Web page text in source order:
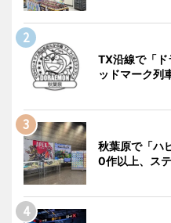
TX沿線で「ド
ッドマーク列
秋葉原で「ハ
0作以上、ス